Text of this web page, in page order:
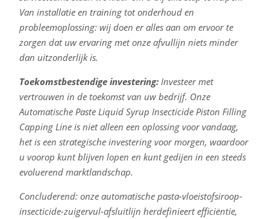
Van installatie en training tot onderhoud en
probleemoplossing: wij doen er alles aan om ervoor te
zorgen dat uw ervaring met onze afvullijn niets minder
dan uitzonderlijk is.
Toekomstbestendige investering:Investeer met
vertrouwen in de toekomst van uw bedrijf. Onze
Automatische Paste Liquid Syrup Insecticide Piston Filling
Capping Line is niet alleen een oplossing voor vandaag,
het is een strategische investering voor morgen, waardoor
u voorop kunt blijven lopen en kunt gedijen in een steeds
evoluerend marktlandschap.
Concluderend: onze automatische pasta-vloeistofsiroop-
insecticide-zuigervul-afsluitlijn herdefinieert efficiëntie,